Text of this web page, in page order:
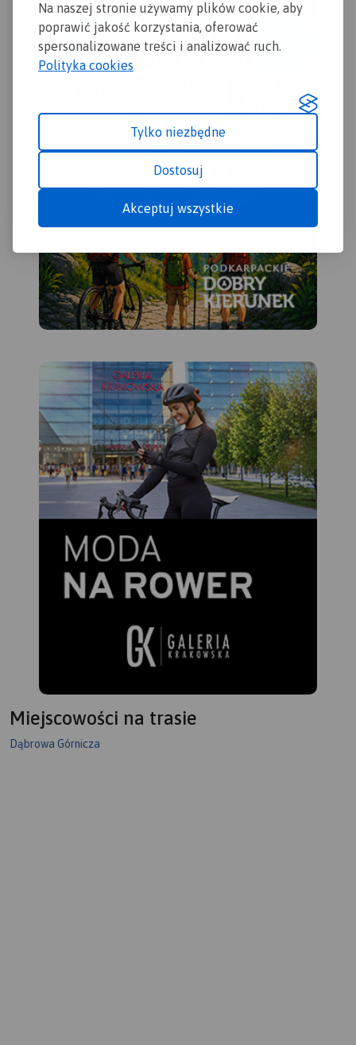
Na naszej stronie używamy plików cookie, aby
poprawić jakość korzystania, oferować
spersonalizowane treści i analizować ruch.
Polityka cookies
Tylko niezbędne
Dostosuj
Akceptuj wszystkie
Miejscowości na trasie
Dąbrowa Górnicza